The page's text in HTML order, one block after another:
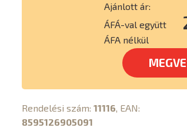
Ajánlott ár:
ÁFÁ-val együtt
ÁFA nélkül
Rendelési szám: 11116, EAN:
8595126905091